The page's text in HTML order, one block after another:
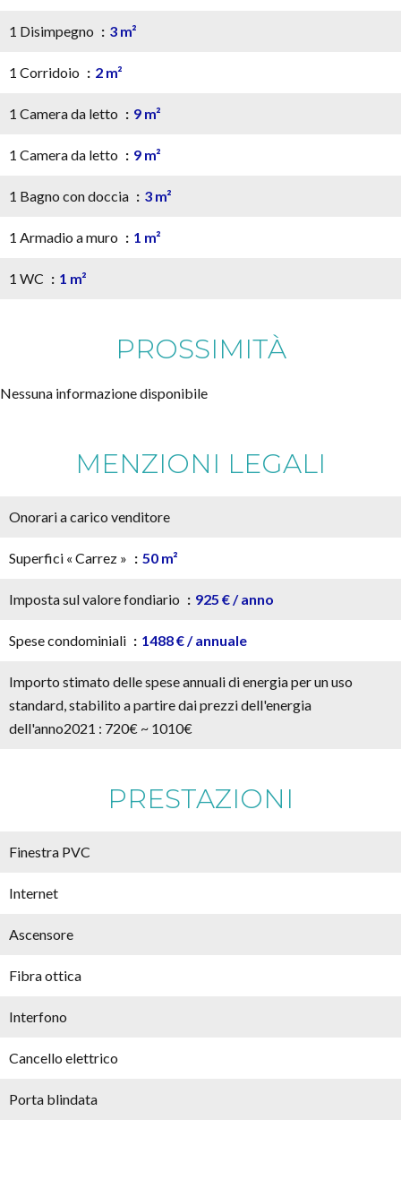
1 Disimpegno 3 m²
1 Corridoio 2 m²
1 Camera da letto 9 m²
1 Camera da letto 9 m²
1 Bagno con doccia 3 m²
1 Armadio a muro 1 m²
1 WC 1 m²
PROSSIMITÀ
Nessuna informazione disponibile
MENZIONI LEGALI
Onorari a carico venditore
Superfici « Carrez » 50 m²
Imposta sul valore fondiario 925 € / anno
Spese condominiali 1488 € / annuale
Importo stimato delle spese annuali di energia per un uso
standard, stabilito a partire dai prezzi dell'energia
dell'anno2021 : 720€ ~ 1010€
PRESTAZIONI
Finestra PVC
Internet
Ascensore
Fibra ottica
Interfono
Cancello elettrico
Porta blindata